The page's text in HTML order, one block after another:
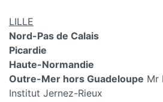
LILLE
Nord-Pas de Calais
Picardie
Haute-Normandie
Outre-Mer hors Guadeloupe Mr
Institut Jernez-Rieux